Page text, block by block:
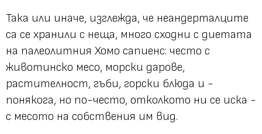
Така или иначе, изглежда, че неандерталците
са се хранили с неща, много сходни с диетата
на палеолитния Хомо сапиенс: често с
животинско месо, морски дарове,
растителност, гъби, горски блюда и -
понякога, но по-често, отколкото ни се иска -
с месото на собствения им вид.